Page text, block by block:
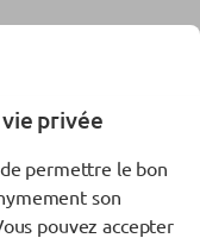
privée
permettre le bon
son
pouvez accepter